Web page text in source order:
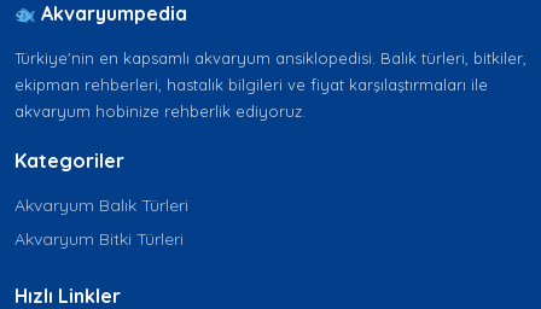
Akvaryumpedia
Türkiye'nin en kapsamlı akvaryum ansiklopedisi. Balık türleri, bitkiler,
ekipman rehberleri, hastalık bilgileri ve fiyat karşılaştırmaları ile
akvaryum hobinize rehberlik ediyoruz.
Kategoriler
Akvaryum Balık Türleri
Akvaryum Bitki Türleri
Hızlı Linkler